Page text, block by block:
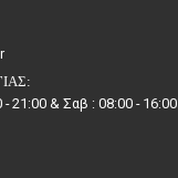
21:00 & Σαβ : 08:00 - 16:00